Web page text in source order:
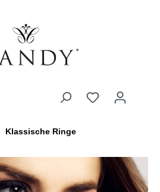
Klassische Ringe